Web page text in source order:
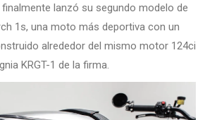
lanzó su segundo modelo de
1s, una moto más deportiva con un
alrededor del mismo motor 124ci
KRGT-1 de la firma.